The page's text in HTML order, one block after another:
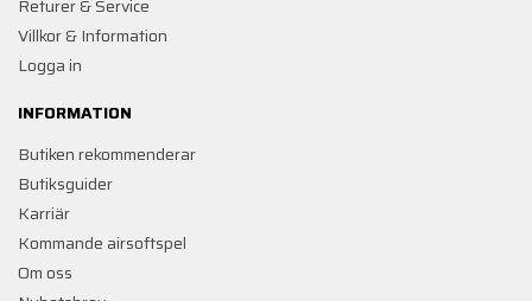
Returer & Service
Villkor & Information
Logga in
INFORMATION
Butiken rekommenderar
Butiksguider
Karriär
Kommande airsoftspel
Om oss